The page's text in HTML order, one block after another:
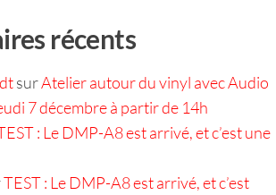
récents
surAtelier autour du vinyl avec Audio
7 décembre à partir de 14h
: Le DMP-A8 est arrivé, et c’est une
TEST : Le DMP-A8 est arrivé, et c’est